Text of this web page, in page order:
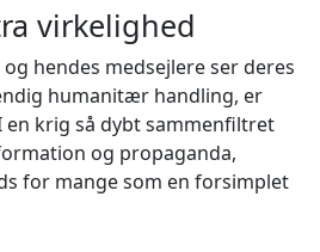
virkelighed
hendes medsejlere ser deres
humanitær handling, er
krig så dybt sammenfiltret
og propaganda,
for mange som en forsimplet